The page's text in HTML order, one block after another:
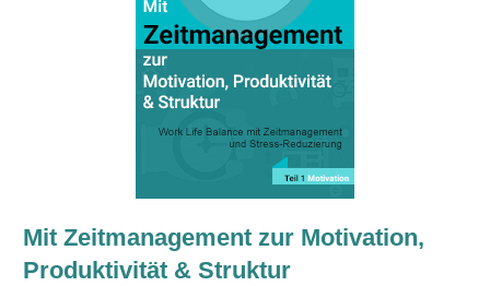
Mit Zeitmanagement zur Motivation,
Produktivität & Struktur